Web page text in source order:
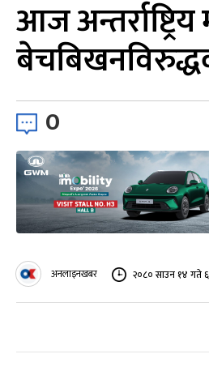
आज
0
अनलाइनखबर २०८० साउन १४ गते